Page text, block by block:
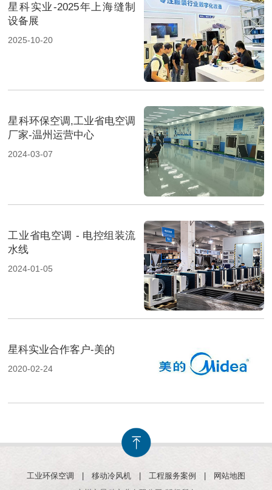
星科实业-2025年上海缝制
设备展
2025-10-20
星科环保空调,工业省电空调
厂家-温州运营中心
2024-03-07
工业省电空调 - 电控组装流
水线
2024-01-05
星科实业合作客户-美的
2020-02-24
工业环保空调 移动冷风机 工程服务案例
网站地图